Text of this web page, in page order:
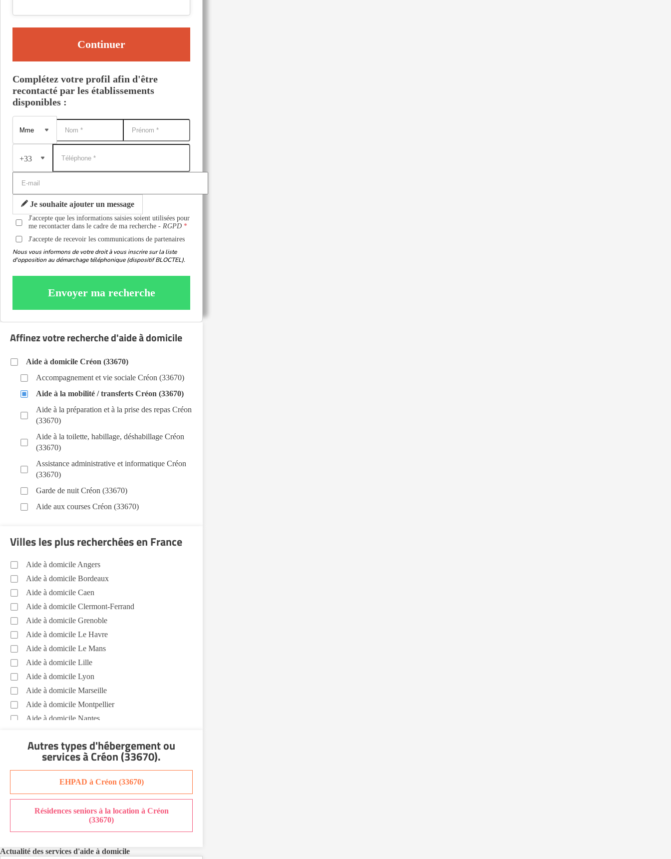
Continuer
Complétez votre profil afin d'être
recontacté par les établissements
disponibles :
+33
Je souhaite ajouter un message
J'accepte que les informations saisies soient utilisées pour
me recontacter dans le cadre de ma recherche -RGPD
J'accepte de recevoir les communications de partenaires
Nous vous informons de votre droit à vous inscrire sur la liste
d'opposition au démarchage téléphonique (dispositif BLOCTEL).
Envoyer ma recherche
Affinez votre recherche d'aide à domicile
Aide à domicile Créon (33670)
Accompagnement et vie sociale Créon (33670)
Aide à la mobilité / transferts Créon (33670)
Aide à la préparation et à la prise des repas Créon
(33670)
Aide à la toilette, habillage, déshabillage Créon
(33670)
Assistance administrative et informatique Créon
(33670)
Garde de nuit Créon (33670)
Aide aux courses Créon (33670)
Sorties (promenades, rendez-vous médicaux...)
Créon (33670)
Villes les plus recherchées en France
Aide à domicile Angers
Aide à domicile Bordeaux
Aide à domicile Caen
Aide à domicile Clermont-Ferrand
Aide à domicile Grenoble
Aide à domicile Le Havre
Aide à domicile Le Mans
Aide à domicile Lille
Aide à domicile Lyon
Aide à domicile Marseille
Aide à domicile Montpellier
Aide à domicile Nantes
Aide à domicile Nîmes
Aide à domicile Orléans
Aide à domicile Rennes
Aide à domicile Saint-Etienne
Aide à domicile Toulouse
Autres types d'hébergement ou
servicesà Créon (33670).
EHPAD à Créon (33670)
Résidences seniors à la location à Créon
(33670)
Actualité des services d'aide à domicile